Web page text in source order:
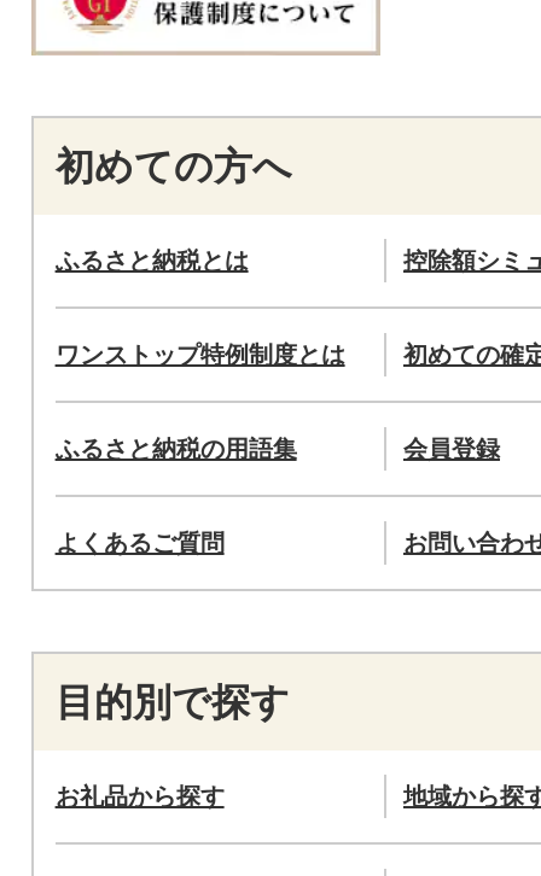
初めての方へ
ふるさと納税とは 控除額シミ
ワンストップ特例制度とは 初めての確
ふるさと納税の用語集 会員登録
よくあるご質問 お問い合わ
目的別で探す
お礼品から探す 地域から探